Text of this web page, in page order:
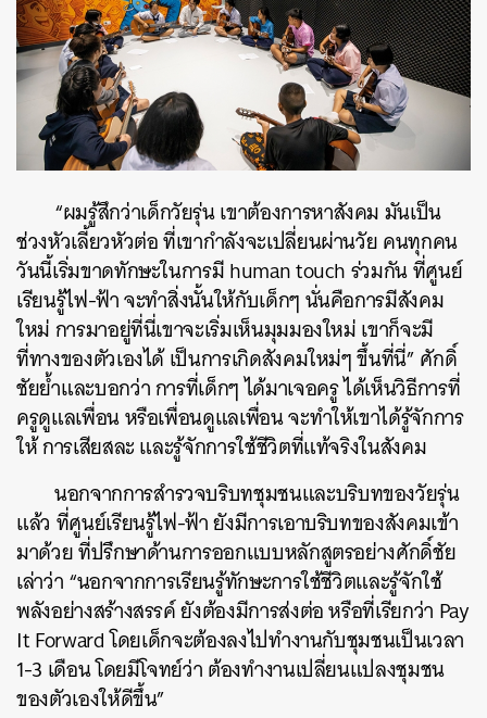
“ผมรู้สึกว่าเด็กวัยรุ่น เขาต้องการหาสังคม มันเป็น
ช่วงหัวเลี้ยวหัวต่อ ที่เขากำลังจะเปลี่ยนผ่านวัย คนทุกคน
วันนี้เริ่มขาดทักษะในการมี human touch ร่วมกัน ที่ศูนย์
เรียนรู้ไฟ-ฟ้า จะทำสิ่งนั้นให้กับเด็กๆ นั่นคือการมีสังคม
ใหม่ การมาอยู่ที่นี่เขาจะเริ่มเห็นมุมมองใหม่ เขาก็จะมี
ที่ทางของตัวเองได้ เป็นการเกิดสังคมใหม่ๆ ขึ้นที่นี่” ศักดิ์
ชัยย้ำและบอกว่า การที่เด็กๆ ได้มาเจอครู ได้เห็นวิธีการที่
ครูดูแลเพื่อน หรือเพื่อนดูแลเพื่อน จะทำให้เขาได้รู้จักการ
ให้ การเสียสละ และรู้จักการใช้ชีวิตที่แท้จริงในสังคม
นอกจากการสำรวจบริบทชุมชนและบริบทของวัยรุ่น
แล้ว ที่ศูนย์เรียนรู้ไฟ-ฟ้า ยังมีการเอาบริบทของสังคมเข้า
มาด้วย ที่ปรึกษาด้านการออกแบบหลักสูตรอย่างศักดิ์ชัย
เล่าว่า “นอกจากการเรียนรู้ทักษะการใช้ชีวิตและรู้จักใช้
พลังอย่างสร้างสรรค์ ยังต้องมีการส่งต่อ หรือที่เรียกว่า Pay
It Forward โดยเด็กจะต้องลงไปทำงานกับชุมชนเป็นเวลา
1-3 เดือน โดยมีโจทย์ว่า ต้องทำงานเปลี่ยนแปลงชุมชน
ของตัวเองให้ดีขึ้น”